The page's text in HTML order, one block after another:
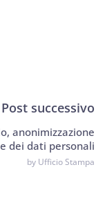
Post successivo
anonimizzazione
dei dati personali
by Ufficio Stampa